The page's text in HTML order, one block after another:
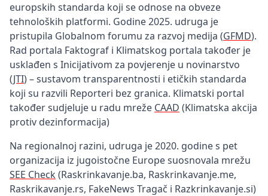
europskih standarda koji se odnose na obveze
tehnoloških platformi. Godine 2025. udruga je
pristupila Globalnom forumu za razvoj medija (GFMD).
Rad portala Faktograf i Klimatskog portala također je
usklađen s Inicijativom za povjerenje u novinarstvo
(JTI) – sustavom transparentnosti i etičkih standarda
koji su razvili Reporteri bez granica. Klimatski portal
također sudjeluje u radu mreže CAAD (Klimatska akcija
protiv dezinformacija)
Na regionalnoj razini, udruga je 2020. godine s pet
organizacija iz jugoistočne Europe suosnovala mrežu
SEE Check (Raskrinkavanje.ba, Raskrinkavanje.me,
Raskrikavanje.rs, FakeNews Tragač i Razkrinkavanje.si)